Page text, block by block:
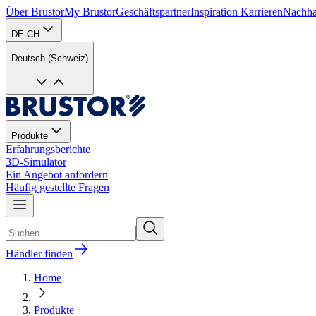
Über BrustorMy BrustorGeschäftspartnerInspiration Karrieren
DE-CH
Deutsch (Schweiz)
Produkte
Erfahrungsberichte
3D-Simulator
Ein Angebot anfordern
Häufig gestellte Fragen
Händler finden
Home
Produkte